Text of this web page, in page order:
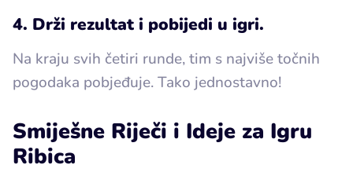
4. Drži rezultat i pobijedi u igri.
Na kraju svih četiri runde, tim s najviše točnih
pogodaka pobjeđuje. Tako jednostavno!
Smiješne Riječi i Ideje za Igru
Ribica